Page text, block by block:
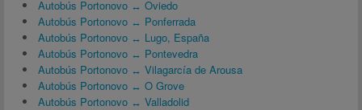
Autobús Portonovo ↔ Oviedo
Autobús Portonovo ↔ Ponferrada
Autobús Portonovo ↔ Lugo, España
Autobús Portonovo ↔ Pontevedra
Autobús Portonovo ↔ Vilagarcía de Arousa
Autobús Portonovo ↔ O Grove
Autobús Portonovo ↔ Valladolid